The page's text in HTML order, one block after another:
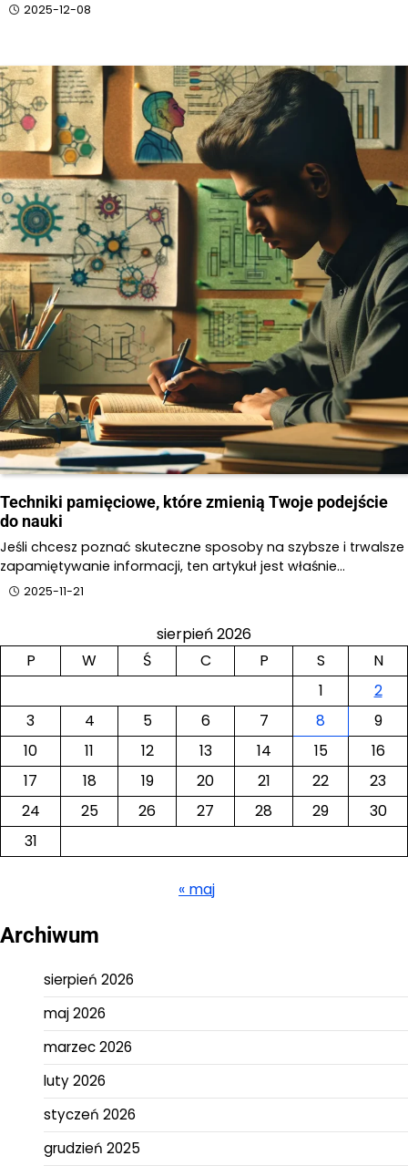
2025-12-08
Techniki pamięciowe, które zmienią Twoje podejście
do nauki
Jeśli chcesz poznać skuteczne sposoby na szybsze i trwalsze
zapamiętywanie informacji, ten artykuł jest właśnie…
2025-11-21
sierpień 2026
P
W Ś C P S
N
1
2
3
4 5 6 7 8
9
10
11 12 13 14 15
16
17
18 19 20 21 22
23
24
25 26 27 28 29
30
31
« maj
Archiwum
sierpień 2026
maj 2026
marzec 2026
luty 2026
styczeń 2026
grudzień 2025